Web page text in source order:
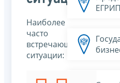
Наиболее
часто
встречающиеся
ситуации: